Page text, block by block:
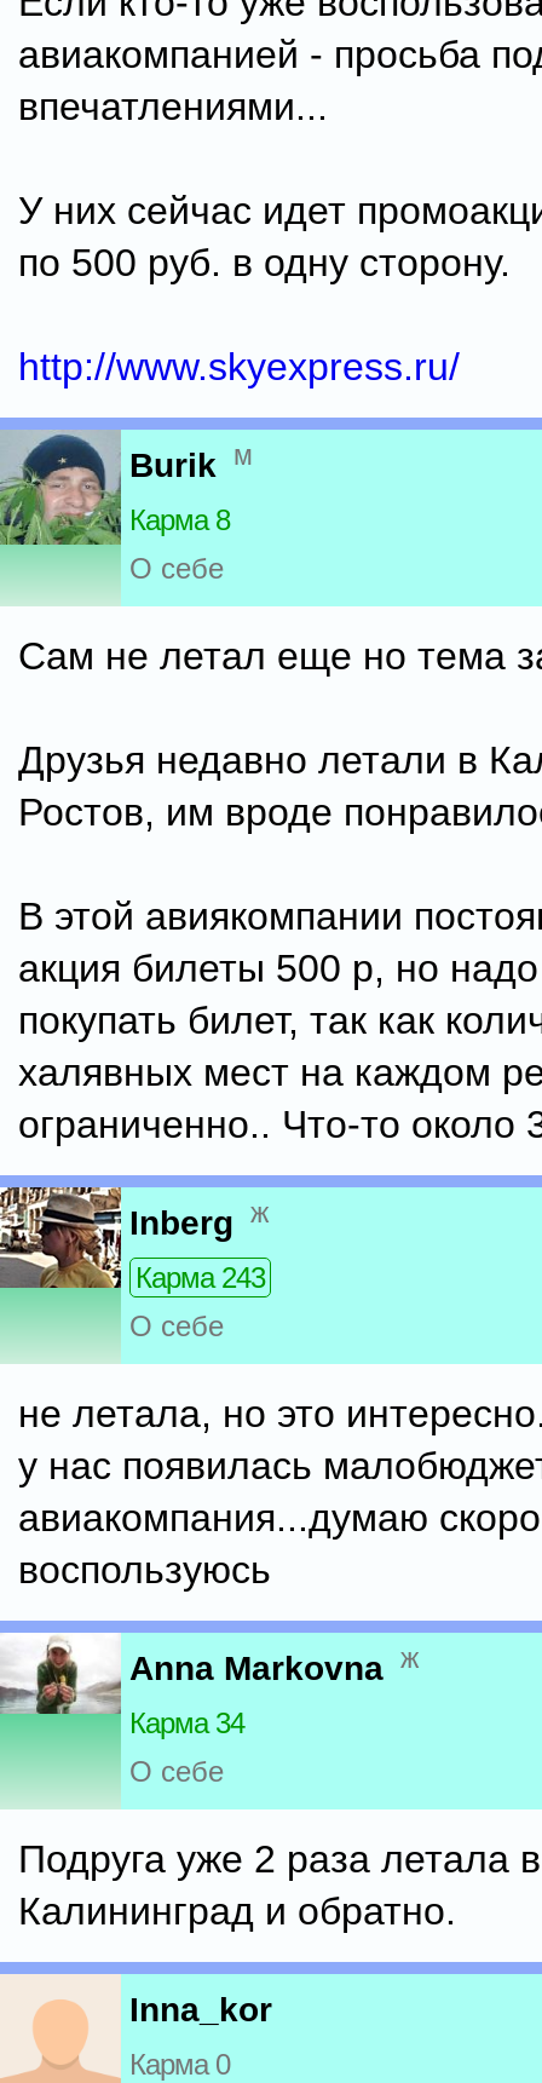
авиакомпанией - просьба
впечатлениями...
У них сейчас идет
по 500 руб. в одну сторону.
http://www.skyexpress.ru/
Burik м
Карма 8
О себе
Сам не летал еще но тема
Друзья недавно летали в
Ростов, им вроде
В этой авиякомпании
акция билеты 500 р, но
покупать билет, так как
халявных мест на каждом
ограниченно.. Что-то около
Inberg ж
Карма 243
О себе
не летала, но это
у нас появилась
авиакомпания...думаю скоро
воспользуюсь
Anna Markovna ж
Карма 34
О себе
Подруга уже 2 раза летала в
Калининград и обратно.
Inna_kor
Карма 0